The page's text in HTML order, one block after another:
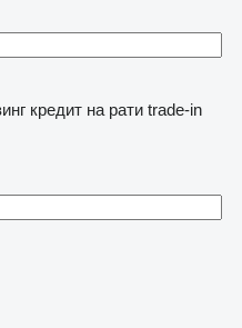
кредит на рати trade-in